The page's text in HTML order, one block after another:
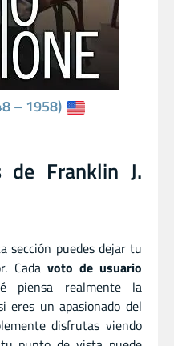
– 1958)
de Franklin J.
sección puedes dejar tu
Cada voto de usuario
piensa realmente la
eres un apasionado del
disfrutas viendo